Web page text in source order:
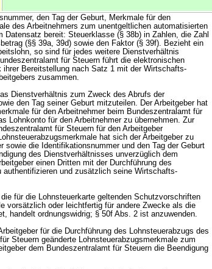
den Tag der Geburt, Merkmale für den
des Arbeitnehmers zum unentgeltlichen automatisierten
bereit: Steuerklasse (§ 38b) in Zahlen, die Zahl
(§§ 39a, 39d) sowie den Faktor (§ 39f). Bezieht ein
so sind für jedes weitere Dienstverhältnis
für Steuern führt die elektronischen
Bereitstellung nach Satz 1 mit der Wirtschafts-
zusammen.
Dienstverhältnis zum Zweck des Abrufs der
den Tag seiner Geburt mitzuteilen. Der Arbeitgeber hat
für den Arbeitnehmer beim Bundeszentralamt für
Lohnkonto für den Arbeitnehmer zu übernehmen. Zur
für Steuern für den Arbeitgeber
hat sich der Arbeitgeber zu
die Identifikationsnummer und den Tag der Geburt
des Dienstverhältnisses unverzüglich dem
einen Dritten mit der Durchführung des
und zusätzlich seine Wirtschafts-
für die Lohnsteuerkarte geltenden Schutzvorschriften
vorsätzlich oder leichtfertig für andere Zwecke als die
handelt ordnungswidrig; § 50f Abs. 2 ist anzuwenden.
für die Durchführung des Lohnsteuerabzugs des
Steuern geänderte Lohnsteuerabzugsmerkmale zum
dem Bundeszentralamt für Steuern die Beendigung